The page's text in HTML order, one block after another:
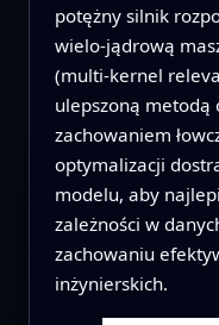
potężny silnik
wielo‑jądrową
(multi-kernel
ulepszoną
zachowaniem
optymalizacji
modelu, aby
zależności w
zachowaniu
inżynierskich.